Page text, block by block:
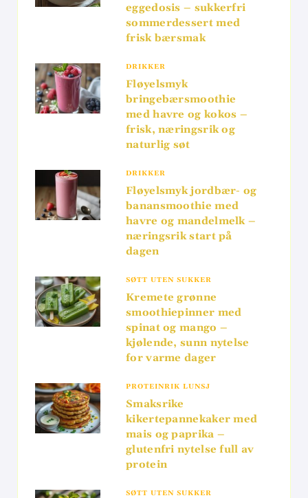
eggedosis – sukkerfri
sommerdessert med
frisk bærsmak
DRIKKER
Fløyelsmyk
bringebærsmoothie
med havre og kokos –
frisk, næringsrik og
naturlig søt
DRIKKER
Fløyelsmyk jordbær- og
banansmoothie med
havre og mandelmelk –
næringsrik start på
dagen
SØTT UTEN SUKKER
Kremete grønne
smoothiepinner med
spinat og mango –
kjølende, sunn nytelse
for varme dager
PROTEINRIK LUNSJ
Smaksrike
kikertepannekaker med
mais og paprika –
glutenfri nytelse full av
protein
SØTT UTEN SUKKER